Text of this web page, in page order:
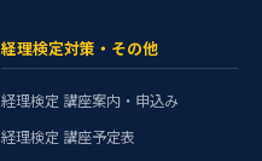
経理検定対策・その他
経理検定 講座案内・申込み
経理検定 講座予定表